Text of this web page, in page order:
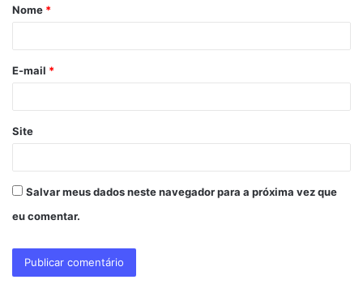
r
*
Nome *
E-mail *
Site
Salvar meus dados neste navegador para a próxima vez que
eu comentar.